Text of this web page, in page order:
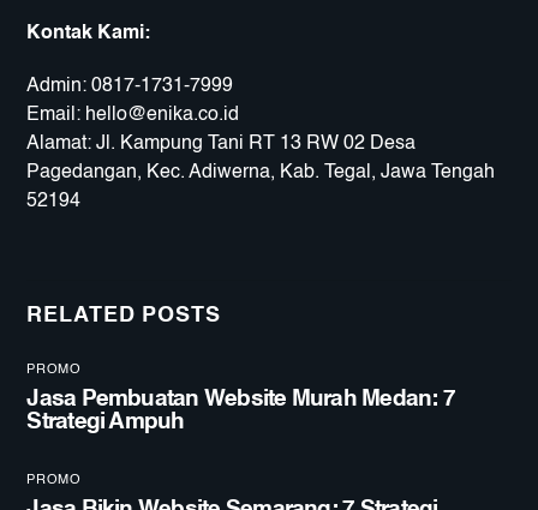
Kontak Kami:
Admin:0817-1731-7999
Email: hello@enika.co.id
Alamat: Jl. Kampung Tani RT 13 RW 02 Desa
Pagedangan, Kec. Adiwerna, Kab. Tegal, Jawa Tengah
52194
RELATED POSTS
PROMO
Jasa Pembuatan Website Murah Medan: 7
Strategi Ampuh
PROMO